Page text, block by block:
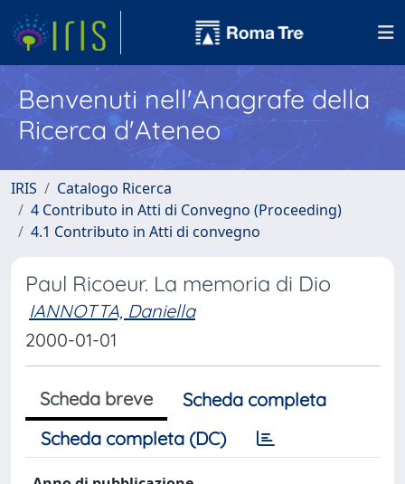
Benvenuti nell'Anagrafe della
Ricerca d'Ateneo
IRIS
Catalogo Ricerca
4 Contributo in Atti di Convegno (Proceeding)
4.1 Contributo in Atti di convegno
Paul Ricoeur. La memoria di Dio
IANNOTTA, Daniella
2000-01-01
Scheda breve
Scheda completa
Scheda completa (DC)